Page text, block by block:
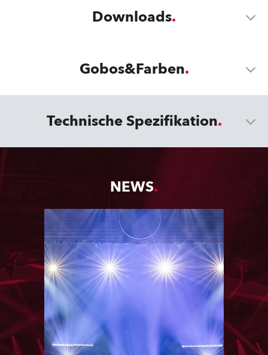
Downloads
Gobos&Farben
Technische Spezifikation
NEWS